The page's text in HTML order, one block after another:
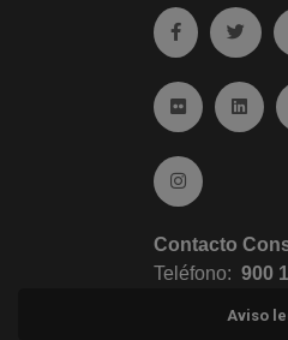
Ir a facebook
Ir a
Ir a FlickrIr a
Ir a
Contacto
Teléfono: 900
Aviso